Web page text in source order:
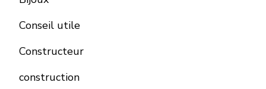
Conseil utile
Constructeur
construction